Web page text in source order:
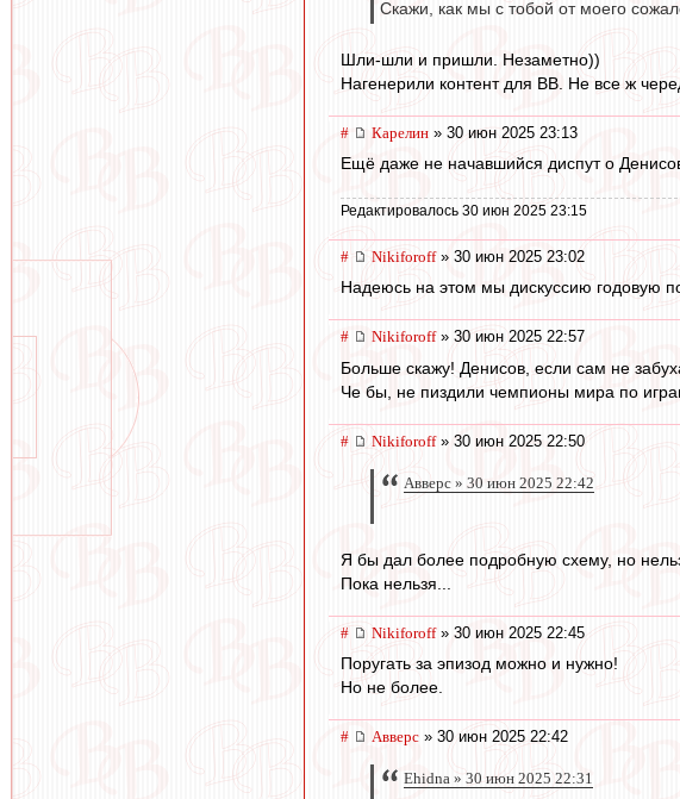
Скажи, как мы с тобой от моего
Шли-шли и пришли. Незаметно))
Нагенерили контент для ВВ. Не все ж
# Карелин » 30 июн 2025 23:13
Ещё даже не начавшийся диспут о
Редактировалось 30 июн 2025 23:15
# Nikiforoff» 30 июн 2025 23:02
Надеюсь на этом мы дискуссию годовую
# Nikiforoff» 30 июн 2025 22:57
Больше скажу! Денисов, если сам не
Че бы, не пиздили чемпионы мира по
# Nikiforoff» 30 июн 2025 22:50
Авверс » 30 июн 2025 22:42
Я бы дал более подробную схему, но
Пока нельзя...
# Nikiforoff» 30 июн 2025 22:45
Поругать за эпизод можно и нужно!
Но не более.
# Авверс » 30 июн 2025 22:42
Ehidna » 30 июн 2025 22:31